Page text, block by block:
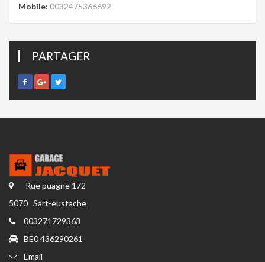
Mobile: 0032475366692
PARTAGER
Rue puagne 172
5070 Sart-eustache
003271729363
BE0 436290261
Email